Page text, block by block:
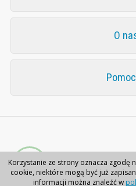
O
Korzystanie ze strony oznacza zgodę
cookie, niektóre mogą być już
informacji można znaleźć w